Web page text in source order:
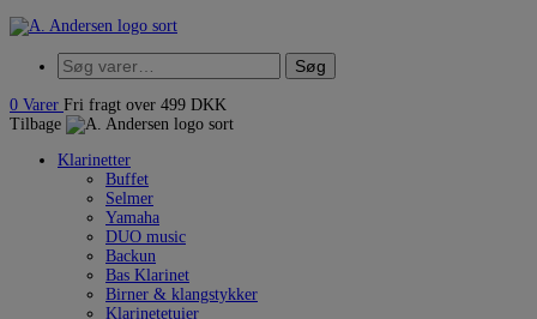
Hop
indholdetSøg
efter:
Søg
0 Varer Fri fragt over 499 DKK
Tilbage
Klarinetter
Buffet
Selmer
Yamaha
DUO music
Backun
Bas Klarinet
Birner & klangstykker
Klarinetetuier